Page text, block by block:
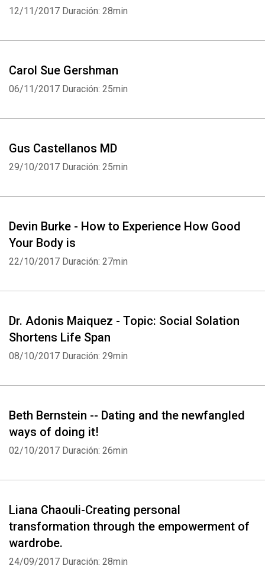
12/11/2017 Duración: 28min
Carol Sue Gershman
06/11/2017 Duración: 25min
Gus Castellanos MD
29/10/2017 Duración: 25min
Devin Burke - How to Experience How Good
Your Body is
22/10/2017 Duración: 27min
Dr. Adonis Maiquez - Topic: Social Solation
Shortens Life Span
08/10/2017 Duración: 29min
Beth Bernstein -- Dating and the newfangled
ways of doing it!
02/10/2017 Duración: 26min
Liana Chaouli-Creating personal
transformation through the empowerment of
wardrobe.
24/09/2017 Duración: 28min